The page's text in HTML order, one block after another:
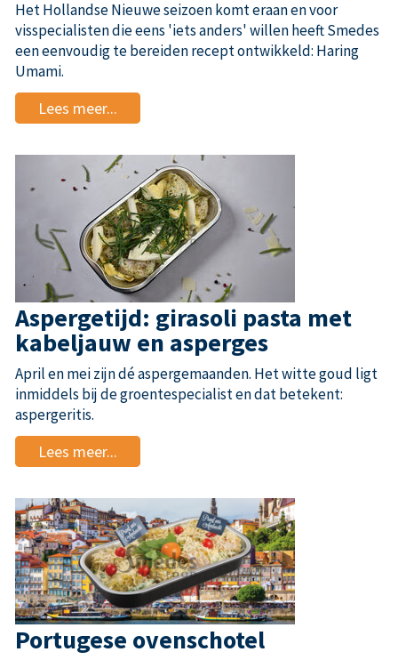
Het Hollandse Nieuwe seizoen komt eraan en voor
visspecialisten die eens 'iets anders' willen heeft Smedes
een eenvoudig te bereiden recept ontwikkeld: Haring
Umami.
Lees meer...
Aspergetijd: girasoli pasta met
kabeljauw en asperges
April en mei zijn dé aspergemaanden. Het witte goud ligt
inmiddels bij de groentespecialist en dat betekent:
aspergeritis.
Lees meer...
Portugese ovenschotel